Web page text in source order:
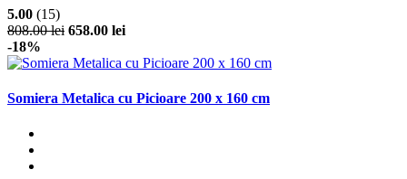
5.00 (15)
808.00 lei 658.00 lei
-18%
Somiera Metalica cu Picioare 200 x 160 cm